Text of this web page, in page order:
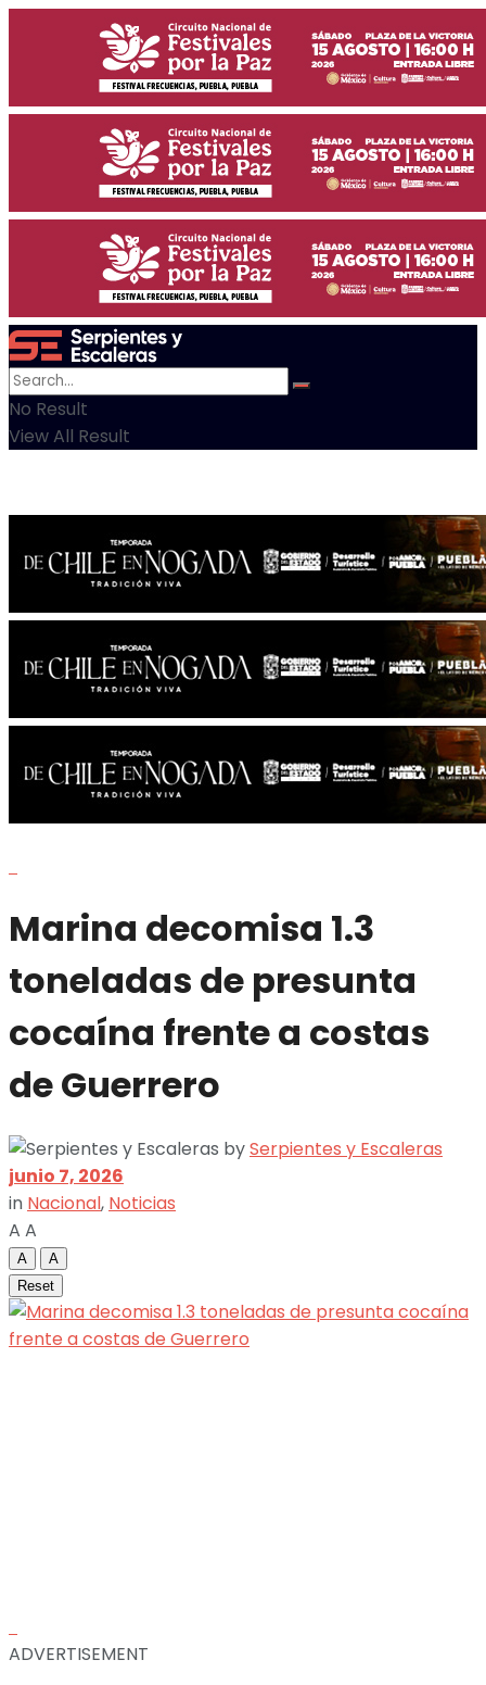
No Result
View All Result
Marina decomisa 1.3
toneladas de presunta
cocaína frente a costas
de Guerrero
bySerpientes y Escaleras
junio 7, 2026
in Nacional, Noticias
A A
A
A
Reset
ADVERTISEMENT